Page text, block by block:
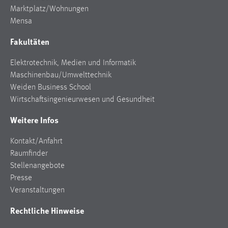
Marktplatz/Wohnungen
Mensa
Fakultäten
Elektrotechnik, Medien und Informatik
Maschinenbau/Umwelttechnik
Weiden Business School
Wirtschaftsingenieurwesen und Gesundheit
Weitere Infos
Kontakt/Anfahrt
Raumfinder
Stellenangebote
Presse
Veranstaltungen
Rechtliche Hinweise
MARKETING
Marketing Cookies werden von Drittanbietern
verwendet, um personalisierte Werbung anzuzeigen.
hinweg verfolgen.
Google Ads
Name:
Google Ireland Limited